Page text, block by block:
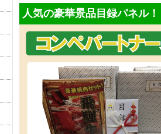
人気の豪華景品目録パネル！